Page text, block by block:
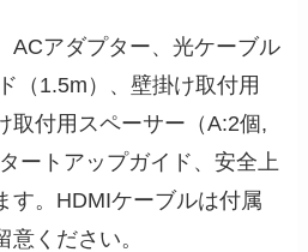
ACアダプター、光ケーブル
（1.5m）、壁掛け取付用
取付用スペーサー（A:2個,
ートアップガイド、安全上
す。HDMIケーブルは付属
意ください。